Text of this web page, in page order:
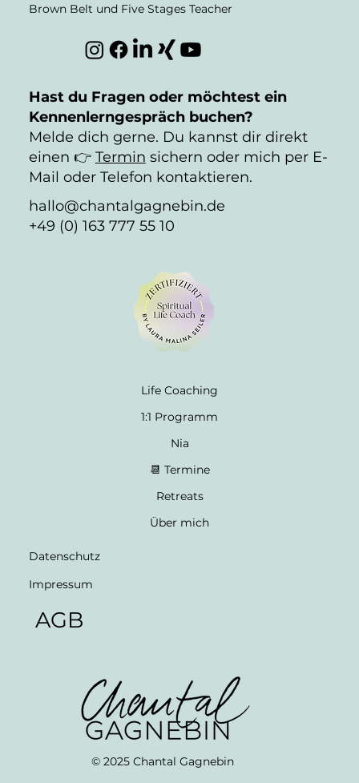
Brown Belt und Five Stages Teacher
Hast du Fragen oder möchtest ein
Kennenlerngespräch buchen?
Melde dich gerne. Du kannst dir direkt
einen 👉 Termin sichern oder mich per E-
Mail oder Telefon kontaktieren.
hallo@chantalgagnebin.de
+49 (0) 163 777 55 10
Life Coaching
1:1 Programm
Nia
📆 Termine
Retreats
Über mich
Datenschutz
Impressum
AGB
© 2025 Chantal Gagnebin